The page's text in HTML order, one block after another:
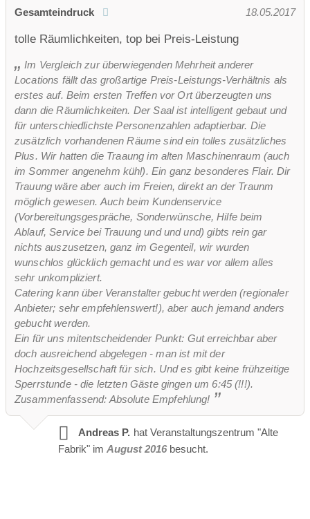
Gesamteindruck 18.05.2017
tolle Räumlichkeiten, top bei Preis-Leistung
Im Vergleich zur überwiegenden Mehrheit anderer
Locations fällt das großartige Preis-Leistungs-Verhältnis als
erstes auf. Beim ersten Treffen vor Ort überzeugten uns
dann die Räumlichkeiten. Der Saal ist intelligent gebaut und
für unterschiedlichste Personenzahlen adaptierbar. Die
zusätzlich vorhandenen Räume sind ein tolles zusätzliches
Plus. Wir hatten die Traaung im alten Maschinenraum (auch
im Sommer angenehm kühl). Ein ganz besonderes Flair. Dir
Trauung wäre aber auch im Freien, direkt an der Traunm
möglich gewesen. Auch beim Kundenservice
(Vorbereitungsgespräche, Sonderwünsche, Hilfe beim
Ablauf, Service bei Trauung und und und) gibts rein gar
nichts auszusetzen, ganz im Gegenteil, wir wurden
wunschlos glücklich gemacht und es war vor allem alles
sehr unkompliziert.
Catering kann über Veranstalter gebucht werden (regionaler
Anbieter; sehr empfehlenswert!), aber auch jemand anders
gebucht werden.
Ein für uns mitentscheidender Punkt: Gut erreichbar aber
doch ausreichend abgelegen - man ist mit der
Hochzeitsgesellschaft für sich. Und es gibt keine frühzeitige
Sperrstunde - die letzten Gäste gingen um 6:45 (!!!).
Zusammenfassend: Absolute Empfehlung!
Andreas P. hat Veranstaltungszentrum "Alte
Fabrik" im August 2016 besucht.